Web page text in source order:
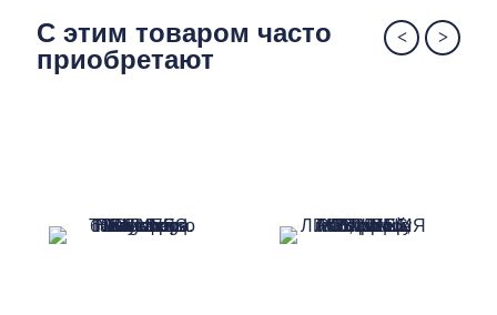
Мягкий органический хлопок делает носки не
только приятными на ощупь, но и
износостойкими
С этим товаром часто
приобретают